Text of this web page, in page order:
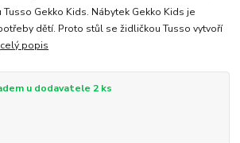
Gekko Kids. Nábytek Gekko Kids je
dětí. Proto stůl se židličkou Tusso vytvoří
celý popis
u dodavatele 2 ks